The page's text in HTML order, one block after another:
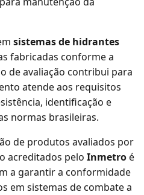
sistemas de hidrantes
fabricadas conforme a
de avaliação contribui para
atende aos requisitos
identificação e
normas brasileiras.
de produtos avaliados por
acreditados pelo Inmetroé
a garantir a conformidade
em sistemas de combate a